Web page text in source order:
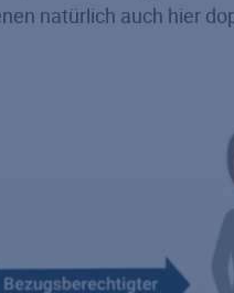
natürlich auch hier